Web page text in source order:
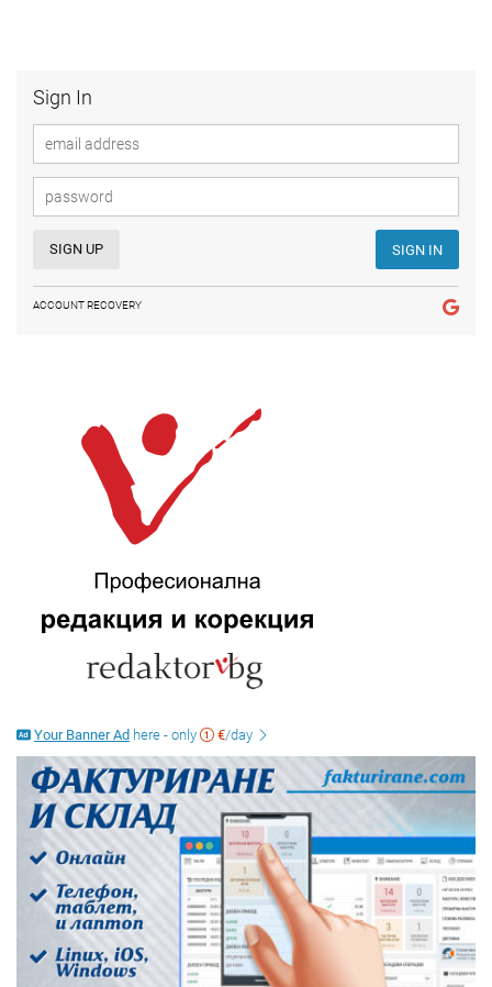
Sign In
SIGN UP SIGN IN
ACCOUNT RECOVERY
Your Banner Ad here - only €/day